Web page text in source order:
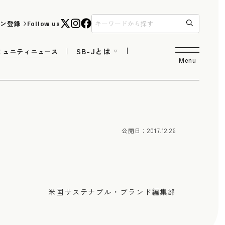
登録 Follow us
ュニティニュース SB-Jとは
Menu
公開日：2017.12.26
米国サステナブル・ブランド編集部